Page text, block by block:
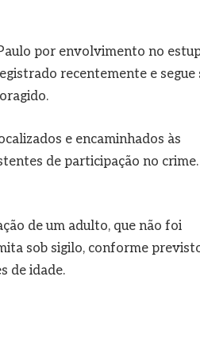
por envolvimento no
recentemente e segue
e encaminhados às
de participação no
de um adulto, que não foi
sob sigilo, conforme
de idade.